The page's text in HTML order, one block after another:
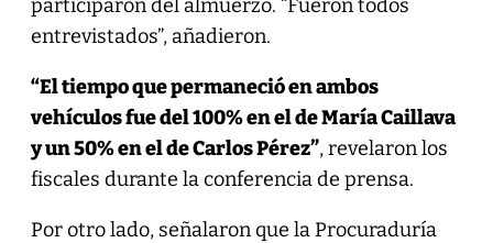
participaron del almuerzo. “Fueron todos
entrevistados”, añadieron.
“El tiempo que permaneció en ambos
vehículos fue del 100% en el de María Caillava
y un 50% en el de Carlos Pérez”, revelaron los
fiscales durante la conferencia de prensa.
Por otro lado, señalaron que la Procuraduría